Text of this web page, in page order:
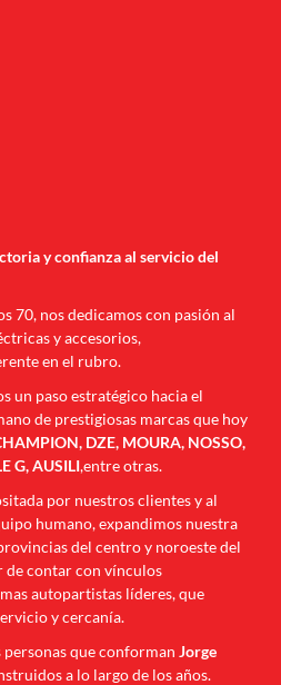
y confianza al servicio del
70, nos dedicamos con pasión al
y accesorios,
en el rubro.
un paso estratégico hacia el
de prestigiosas marcas que hoy
DZE, MOURA, NOSSO,
G, AUSILI,entre otras.
por nuestros clientes y al
humano, expandimos nuestra
del centro y noroeste del
de contar con vínculos
autopartistas líderes, que
y cercanía.
que conforman Jorge
a lo largo de los años.